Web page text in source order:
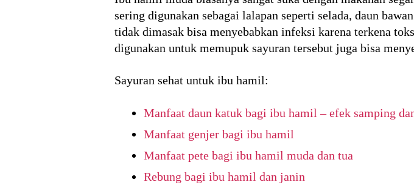
sering digunakan sebagai lalapan seperti selada, daun
tidak dimasak bisa menyebabkan infeksi karena terkena
digunakan untuk memupuk sayuran tersebut juga bisa
Sayuran sehat untuk ibu hamil:
Manfaat daun katuk bagi ibu hamil – efek samping
Manfaat genjer bagi ibu hamil
Manfaat pete bagi ibu hamil muda dan tua
Rebung bagi ibu hamil dan janin